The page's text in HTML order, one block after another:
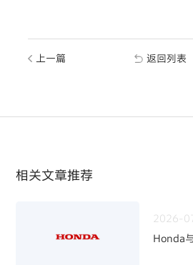
上一篇 返回列表
相关文章推荐
2026-
Honda